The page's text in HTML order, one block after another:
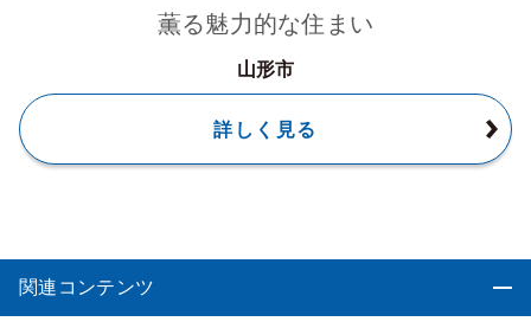
薫る魅力的な住まい
山形市
詳しく見る
関連コンテンツ